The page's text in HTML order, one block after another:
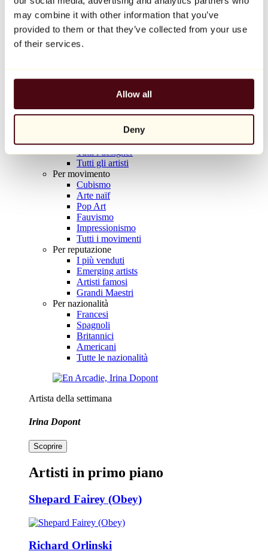
may combine it with other information that you’ve
provided to them or that they’ve collected from your use
of their services.
Allow all
Deny
Balloon Dog (Orange)
Jeff Koons
10.000 €
Artisti
Tutti i pittori
Tutti i fotografi
Tutti i disegnatori
Tutti i designer
Tutti gli artisti
Per movimento
Cubismo
Arte naïf
Pop Art
Fauvismo
Impressionismo
Tutti i movimenti
Per reputazione
I più venduti
Emerging artists
Artisti famosi
Grandi Maestri
Per nazionalità
Francesi
Spagnoli
Britannici
Americani
Tutte le nazionalità
Artista della settimana
Irina Dopont
Scoprire
Artisti in primo piano
Shepard Fairey (Obey)
Richard Orlinski